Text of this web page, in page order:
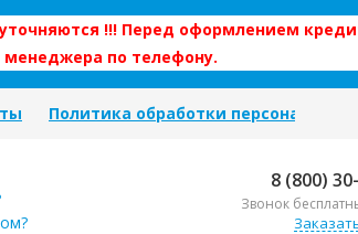
!!! Перед оформлением
менеджера по телефону.
Политика обработки персональных
8 (800)
Звонок